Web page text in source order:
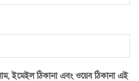
ইমেইল ঠিকানা এবং ওয়েব ঠিকানা এই